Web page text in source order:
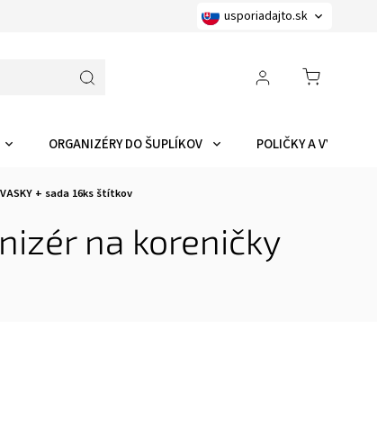
usporiadajto.sk
ORGANIZÉRY DO ŠUPLÍKOV POLIČKY A
+ sada 16ks štítkov
na koreničky